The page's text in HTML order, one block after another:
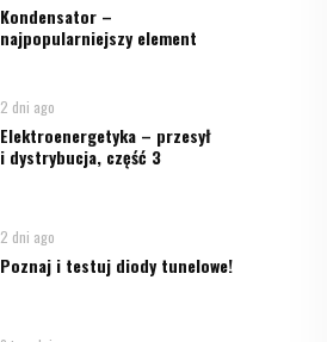
Kondensator –
najpopularniejszy element
2 dni ago
Elektroenergetyka – przesył
i dystrybucja, część 3
2 dni ago
Poznaj i testuj diody tunelowe!